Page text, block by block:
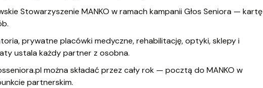
Stowarzyszenie MANKO w ramach kampanii Głos Seniora — kartę
prywatne placówki medyczne, rehabilitację, optyki, sklepy i
ustala każdy partner z osobna.
można składać przez cały rok — pocztą do MANKO w
partnerskim.